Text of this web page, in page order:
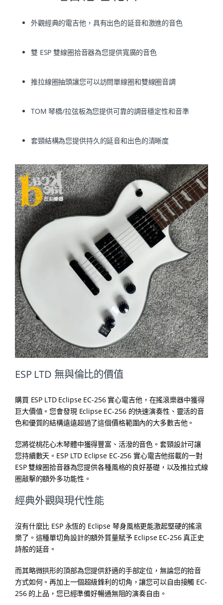
外觀經典的電吉他，具有出色的延音和激進的音色
雙 ESP 雙線圈拾音器為您提供寬廣的音色
推拉線圈抽頭讓您可以訪問單線圈和雙線圈音調
TOM 琴橋/拉弦板為您提供可靠的調音穩定性和音準
套頸結構為您提供持久的延音和出色的清晰度
ESP LTD 無與倫比的價值
購買 ESP LTD Eclipse EC-256 實心電吉他，在搖滾樂器中獲得
巨大價值。您會發現 Eclipse EC-256 的快速演奏性、靈活的音
色和優質的結構遠遠超過了這個價格範圍內的大多數吉他。
您將從桃花心木琴體中獲得豐富、活潑的音色。套頸設計可讓
您持續數天。ESP LTD Eclipse EC-256 實心電吉他搭載的一對
ESP 雙線圈拾音器為您提供各種風格的良好基礎，以及推拉式線
圈敲擊的額外多功能性。
經典外觀與現代性能
沒有什麼比 ESP 永恆的 Eclipse 琴身風格更能激起堅硬的搖滾
樂了。這種單切角設計的額外質量賦予 Eclipse EC-256 真正史
詩般的延音。
而其略微拱形的頂部為您提供舒適的手部定位，無論您的拾音
方式如何。再加上一個超級鋒利的切角，讓您可以自由接觸 EC-
256 的上品，您已經準備好暢通無阻的演奏自由。